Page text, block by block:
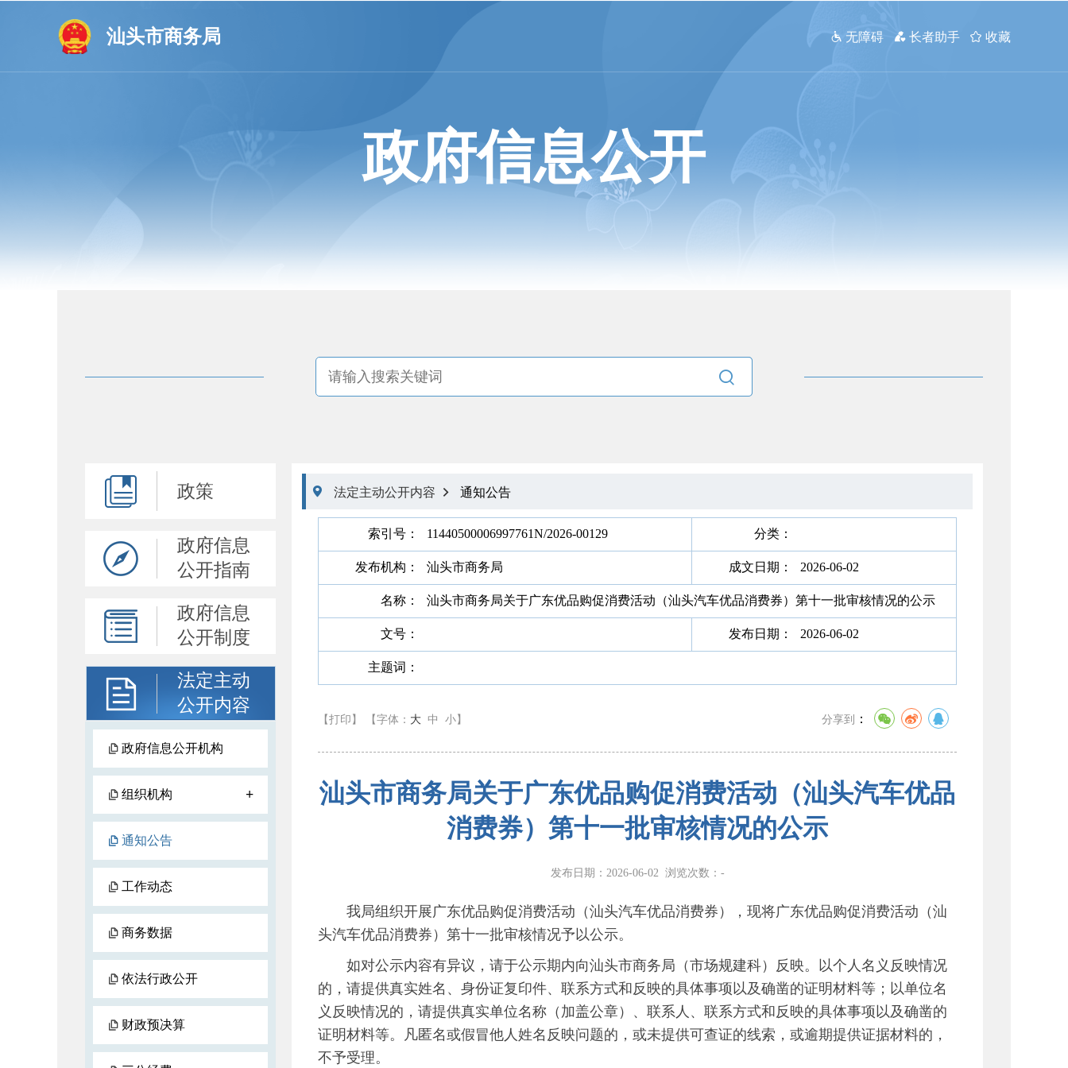
汕头市商务局  无障碍  长者助手  收藏
政府信息公开

政策
政府信息
公开指南
政府信息
公开制度
法定主动
公开内容
政府信息公开机构
组织机构 +
通知公告
工作动态
商务数据
依法行政公开
财政预决算
 法定主动公开内容  通知公告
索引号： 11440500006997761N/2026-00129 分类：
发布机构： 汕头市商务局 成文日期： 2026-06-02
名称： 汕头市商务局关于广东优品购促消费活动（汕头汽车优品消费券）第十一批审核情况的公示
文号： 发布日期： 2026-06-02
主题词：
【打印】 【字体： 大 中 小 】 分享到 ：
汕头市商务局关于广东优品购促消费活动（汕头汽车优品
消费券）第十一批审核情况的公示
发布日期：2026-06-02 浏览次数： -
我局组织开展广东优品购促消费活动（汕头汽车优品消费券），现将广东优品购促消费活动（汕
头汽车优品消费券）第十一批审核情况予以公示。
如对公示内容有异议，请于公示期内向汕头市商务局（市场规建科）反映。以个人名义反映情况
的，请提供真实姓名、身份证复印件、联系方式和反映的具体事项以及确凿的证明材料等；以单位名
义反映情况的，请提供真实单位名称（加盖公章）、联系人、联系方式和反映的具体事项以及确凿的
证明材料等。凡匿名或假冒他人姓名反映问题的，或未提供可查证的线索，或逾期提供证据材料的，
不予受理。